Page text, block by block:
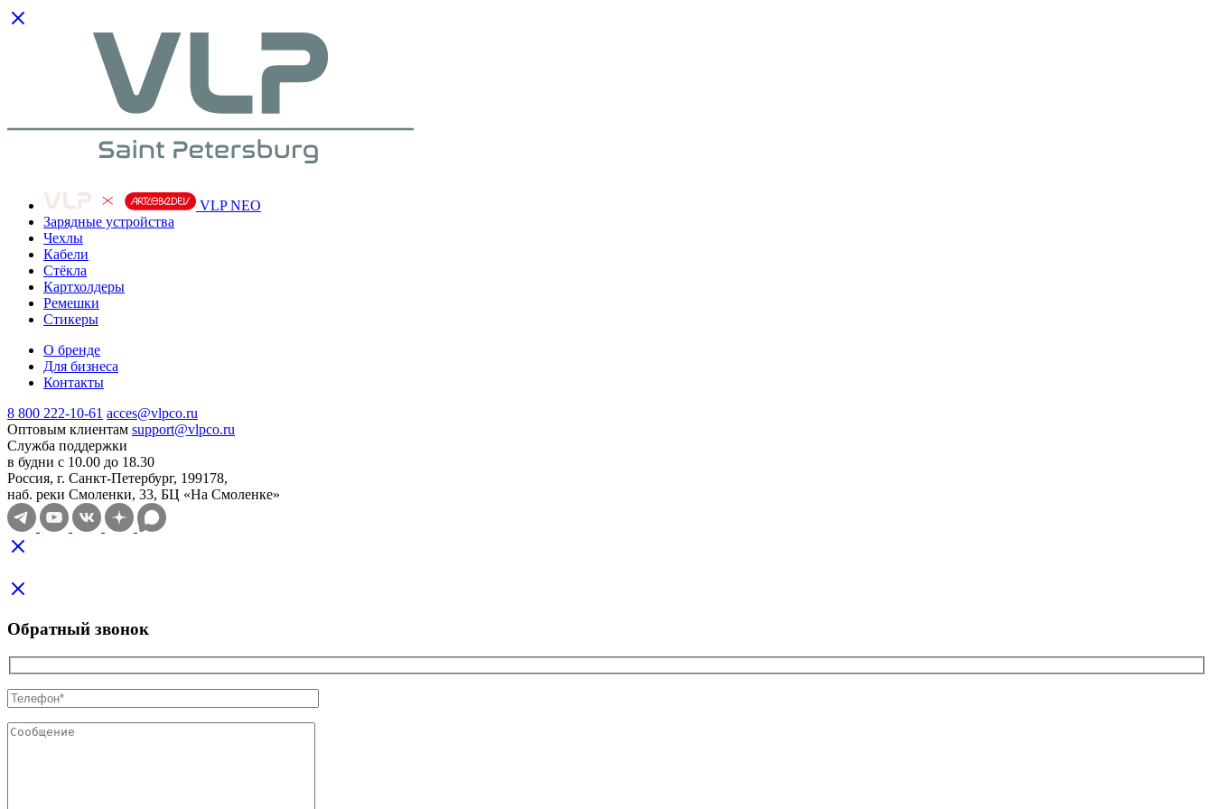
VLP NEO
Зарядные устройства
Чехлы
Кабели
Cтёкла
Картхолдеры
Ремешки
Стикеры
О бренде
Для бизнеса
Контакты
8 800 222-10-61 acces@vlpco.ru
Оптовым клиентам support@vlpco.ru
Служба поддержки
в будни с 10.00 до 18.30
Россия, г. Санкт-Петербург, 199178,
наб. реки Смоленки, 33, БЦ «На Смоленке»
Обратный звонок